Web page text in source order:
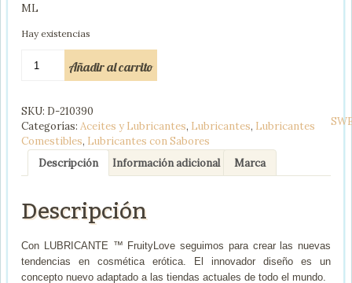
ML
Hay existencias
FRUITY
MANZANA
GOLDEN
Y
VAINILLA
100
cantidad
Añadir al carrito
SKU: D-210390
Categorías: Aceites y Lubricantes, Lubricantes, Lubricantes
Comestibles, Lubricantes con Sabores
Descripción Información adicional Marca
Descripción
Con LUBRICANTE ™ FruityLove seguimos para crear las nuevas
tendencias en cosmética erótica. El innovador diseño es un
concepto nuevo adaptado a las tiendas actuales de todo el mundo.